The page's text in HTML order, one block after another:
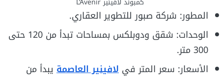
المطور: شركة صبور للتطوير العقاري.
الوحدات: شقق ودوبلكس بمساحات تبدأ من 120 حتى
300 متر.
الأسعار: سعر المتر في لافينير العاصمة يبدأ من